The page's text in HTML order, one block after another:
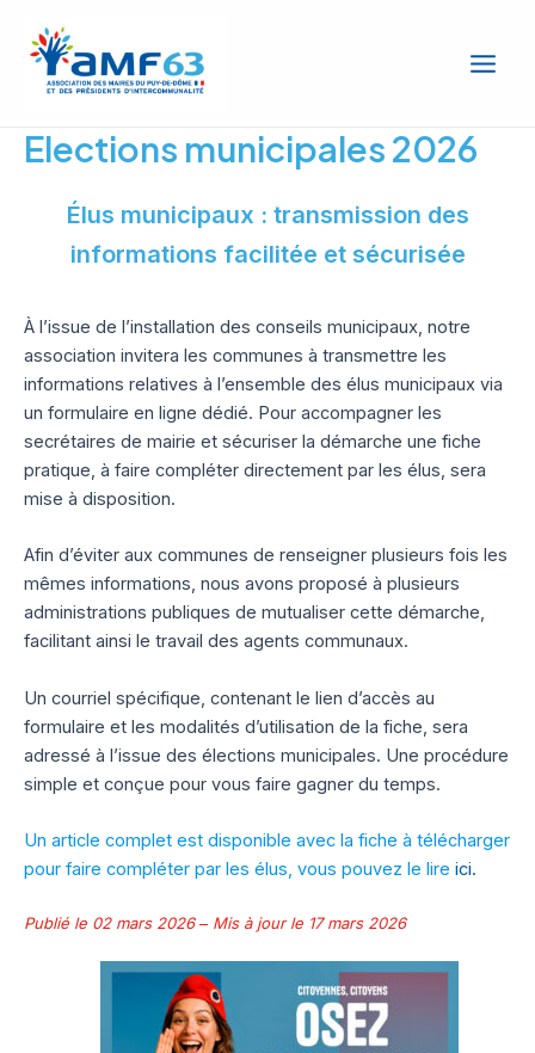
contenu
Elections municipales 2026
Élus municipaux : transmission des
informations facilitée et sécurisée
À l’issue de l’installation des conseils municipaux, notre
association invitera les communes à transmettre les
informations relatives à l’ensemble des élus municipaux via
un formulaire en ligne dédié. Pour accompagner les
secrétaires de mairie et sécuriser la démarche une fiche
pratique, à faire compléter directement par les élus, sera
mise à disposition.
Afin d’éviter aux communes de renseigner plusieurs fois les
mêmes informations, nous avons proposé à plusieurs
administrations publiques de mutualiser cette démarche,
facilitant ainsi le travail des agents communaux.
Un courriel spécifique, contenant le lien d’accès au
formulaire et les modalités d’utilisation de la fiche, sera
adressé à l’issue des élections municipales. Une procédure
simple et conçue pour vous faire gagner du temps.
Un article complet est disponible avec la fiche à télécharger
pour faire compléter par les élus, vous pouvez le lire ici.
Publié le 02 mars 2026– Mis à jour le 17 mars 2026